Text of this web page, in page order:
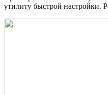
утилиту быстрой настройки.